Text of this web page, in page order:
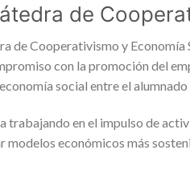
de
de Cooperativismo y
con la promoción del
social entre el
trabajando en el impulso de
económicos más